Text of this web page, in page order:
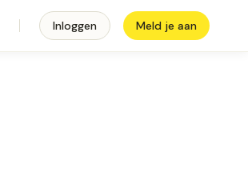
Inloggen Meld je aan